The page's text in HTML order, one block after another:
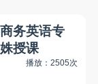
务英语专
授课
播放：2505次